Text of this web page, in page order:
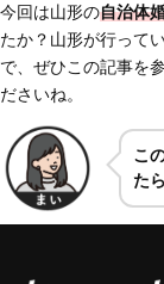
今回は山形の自治体
たか？山形が行って
で、ぜひこの記事を
ださいね。
こ
た